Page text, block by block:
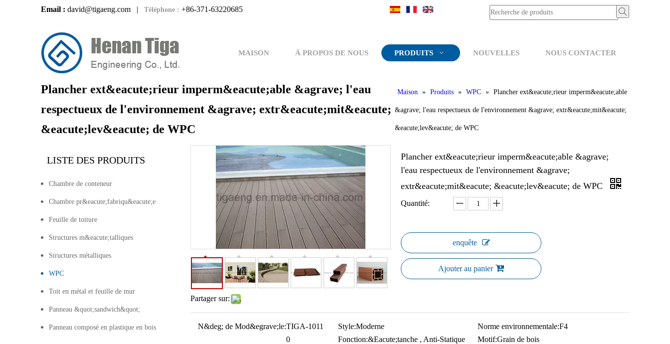
Email : david@tigaeng.com | Téléphone : +86-371-63220685
MAISON À PROPOS DE NOUS PRODUITS NOUVELLES NOUS CONTACTER
Plancher ext&eacute;rieur imperm&eacute;able &agrave; l'eau
respectueux de l'environnement &agrave; extr&eacute;mit&eacute;
&eacute;lev&eacute; de WPC
Maison » Produits » WPC » Plancher ext&eacute;rieur imperm&eacute;able
&agrave; l'eau respectueux de l'environnement &agrave; extr&eacute;mit&eacute;
&eacute;lev&eacute; de WPC
LISTE DES PRODUITS
Chambre de conteneur
Chambre pr&eacute;fabriqu&eacute;e
Feuille de toiture
Structures m&eacute;talliques
Structures métalliques
WPC
Toit en métal et feuille de mur
Panneau &quot;sandwich&quot;
Panneau composé en plastique en bois
Partager sur:
Plancher ext&eacute;rieur imperm&eacute;able &agrave;
l'eau respectueux de l'environnement &agrave;
extr&eacute;mit&eacute; &eacute;lev&eacute; de WPC
Quantité:
enquête
Ajouter au panier
N&deg; de Mod&egrave;le:TIGA-1011
0
Style:Moderne Norme environnementale:F4
Fonction:&Eacute;tanche , Anti-Statique
Motif:Grain de bois